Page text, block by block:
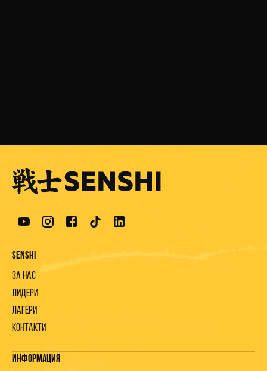
Senshi
За нас
Лидери
Лагери
Контакти
Информация